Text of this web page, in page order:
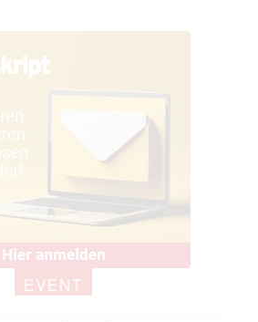
EVENT